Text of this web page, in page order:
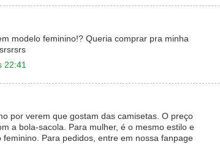
modelo feminino!? Queria comprar pra minha
22:41
por verem que gostam das camisetas. O preço
a bola-sacola. Para mulher, é o mesmo estilo e
Para pedidos, entre em nossa fanpage